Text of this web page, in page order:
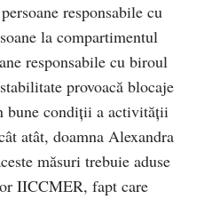
responsabile cu
la compartimentul
responsabile cu biroul
provoacă blocaje
bune condiții a activității
atât, doamna Alexandra
măsuri trebuie aduse
IICCMER, fapt care